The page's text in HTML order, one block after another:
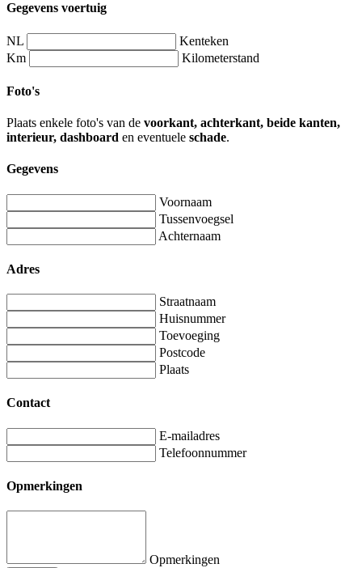
Gegevens voertuig
NL
Kenteken
Km
Kilometerstand
Foto's
Plaats enkele foto's van de voorkant, achterkant, beide kanten,
interieur, dashboard en eventuele schade.
Gegevens
Voornaam
Tussenvoegsel
Achternaam
Adres
Straatnaam
Huisnummer
Toevoeging
Postcode
Plaats
Contact
E-mailadres
Telefoonnummer
Opmerkingen
Opmerkingen